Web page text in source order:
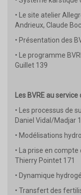
• Le site atelier
Andrieux, Claude
• Présentation des
• Le programme
Guillet 139
Les BVRE au
• Les processus de
Daniel Vidal/Madjar
• Modélisations
• La prise en
Thierry Pointet 171
• Dynamique
• Transfert des